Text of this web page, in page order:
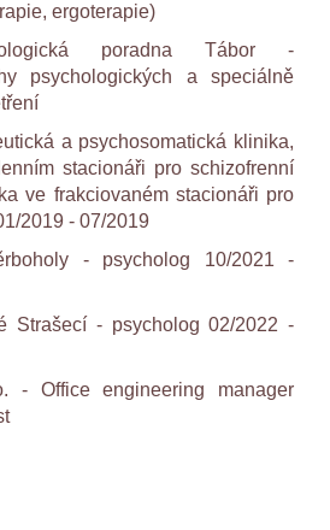
ergoterapie)
poradna Tábor -
psychologických a speciálně
a psychosomatická klinika,
stacionáři pro schizofrenní
ve frakciovaném stacionáři pro
2019 - 07/2019
- psycholog 10/2021 -
Strašecí - psycholog 02/2022 -
- Office engineering manager